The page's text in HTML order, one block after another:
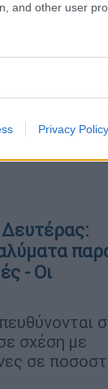
and other user
Privacy Policy
χωριό
που
το
προορισμός
- Οι
σχέση με
σε